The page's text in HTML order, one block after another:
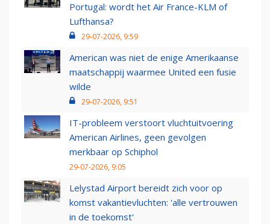
Portugal: wordt het Air France-KLM of
Lufthansa?
29-07-2026, 9:59
American was niet de enige Amerikaanse
maatschappij waarmee United een fusie
wilde
29-07-2026, 9:51
IT-probleem verstoort vluchtuitvoering
American Airlines, geen gevolgen
merkbaar op Schiphol
29-07-2026, 9:05
Lelystad Airport bereidt zich voor op
komst vakantievluchten: 'alle vertrouwen
in de toekomst'